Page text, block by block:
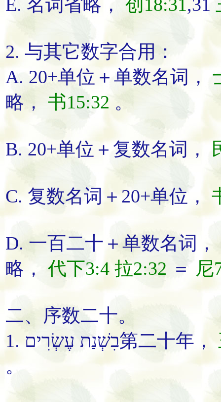
E. 名词省略， 创18:31,31
2. 与其它数字合用：
A. 20+单位＋单数名词，
略， 书15:32 。
B. 20+单位＋复数名词，
C. 复数名词＋20+单位，
D. 一百二十＋单数名词，
略， 代下3:4 拉2:32 ＝ 尼
二、序数二十。
1. בִשְׁנַת עֶשְׂרִים第二十年，
。